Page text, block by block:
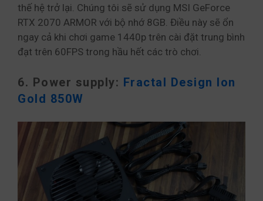
thế hệ trở lại. Chúng tôi sẽ sử dụng MSI GeForce
RTX 2070 ARMOR với bộ nhớ 8GB. Điều này sẽ ổn
ngay cả khi chơi game 1440p trên cài đặt trung bình
đạt trên 60FPS trong hầu hết các trò chơi.
6. Power supply: Fractal Design Ion
Gold 850W